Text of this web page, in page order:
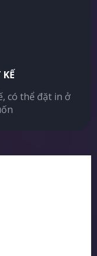
có thể đặt in ở